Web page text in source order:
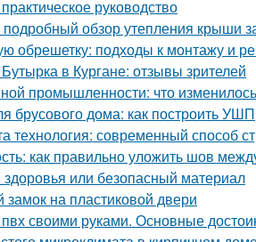
руководство
обзор утепления крыши
обрешетку: подходы к монтажу и
в Кургане: отзывы зрителей
промышленности: что
брусового дома: как построить УШП
технология: современный способ
как правильно уложить шов
или безопасный материал
замок на пластиковой двери
своими руками. Основные